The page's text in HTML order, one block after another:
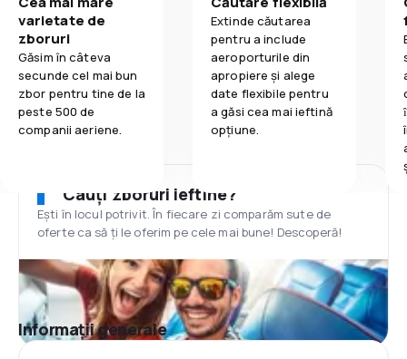
varietate de
zboruri
Găsim în câteva
secunde cel mai bun
zbor pentru tine de la
peste 500 de
companii aeriene.
Extinde căutarea
pentru a include
aeroporturile din
apropiere și alege
date flexibile pentru
a găsi cea mai ieftină
opțiune.
Cauți zboruri ieftine?
Ești în locul potrivit. În fiecare zi comparăm sute de
oferte ca să ți le oferim pe cele mai bune! Descoperă!
Informații generale